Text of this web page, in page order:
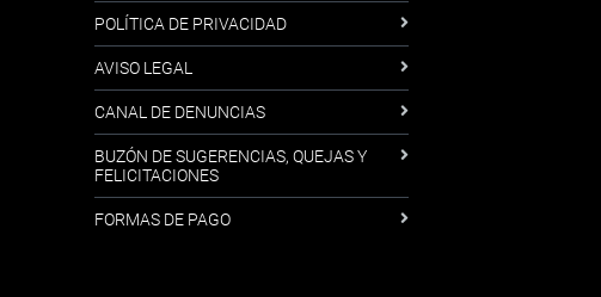
POLÍTICA DE PRIVACIDAD
AVISO LEGAL
CANAL DE DENUNCIAS
BUZÓN DE SUGERENCIAS, QUEJAS Y
FELICITACIONES
FORMAS DE PAGO